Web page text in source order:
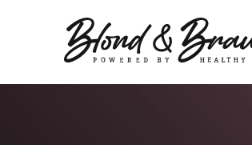
Skip to content